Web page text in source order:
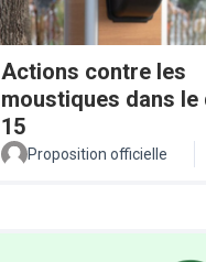
Actions contre les
moustiques dans le
15
Proposition officielle